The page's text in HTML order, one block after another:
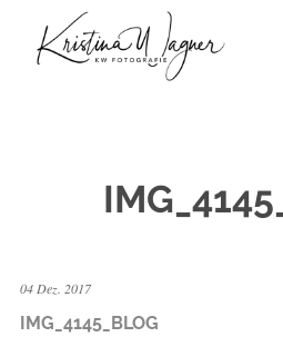
04 Dez. 2017
IMG_4145_BLOG